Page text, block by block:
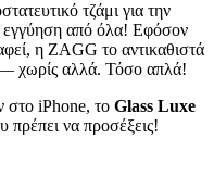
τζάμι για την
εγγύηση από όλα! Εφόσον
η ZAGG το αντικαθιστά
χωρίς αλλά. Τόσο απλά!
στο iPhone, το Glass Luxe
πρέπει να προσέξεις!